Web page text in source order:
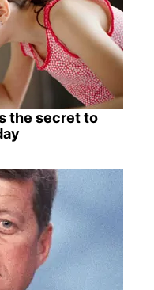
the secret to